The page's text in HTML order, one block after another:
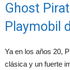
Ghost
Playmobil
Ya en los años 20,
clásica y un fuerte